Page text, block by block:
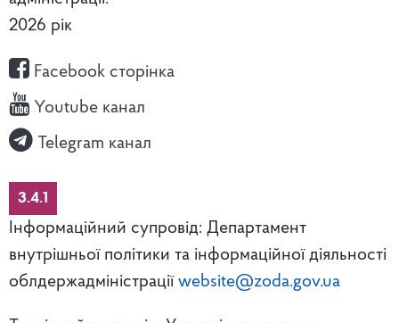
2026 рік
Facebook сторінка
Youtube канал
Telegram канал
3.4.1
Інформаційний супровід: Департамент
внутрішньої політики та інформаційної діяльності
облдержадміністрації website@zoda.gov.ua